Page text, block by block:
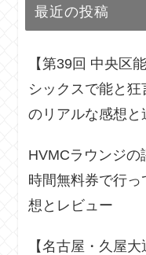
最近の投稿
【第39回 中央区
シックスで能と
のリアルな感想と
HVMCラウンジの
時間無料券で行
想とレビュー
【名古屋・久屋